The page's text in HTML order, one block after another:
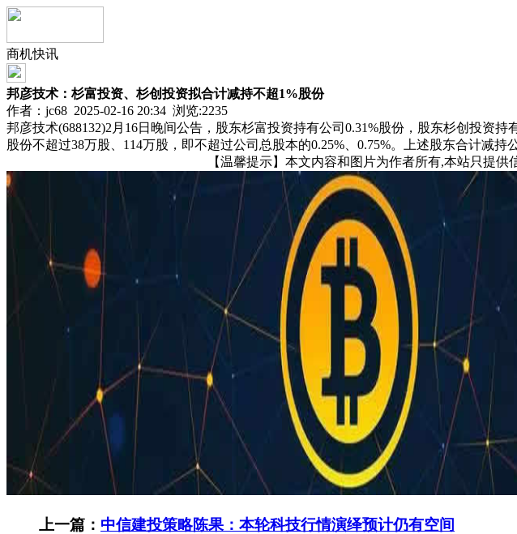
商机快讯
邦彦技术：杉富投资、杉创投资拟合计减持不超1%股份
作者：jc68 2025-02-16 20:34 浏览:2235
邦彦技术(688132)2月16日晚间公告，股东杉富投资持有公司0.31%股份，股东杉创投资
股份不超过38万股、114万股，即不超过公司总股本的0.25%、0.75%。上述股东合计减持
【温馨提示】本文内容和图片为作者所有,本站只提
上一篇： 中信建投策略陈果：本轮科技行情演绎预计仍有空间